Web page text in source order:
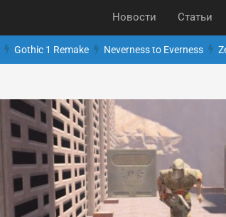
Новости Статьи
Gothic 1 Remake Neverness to Everness